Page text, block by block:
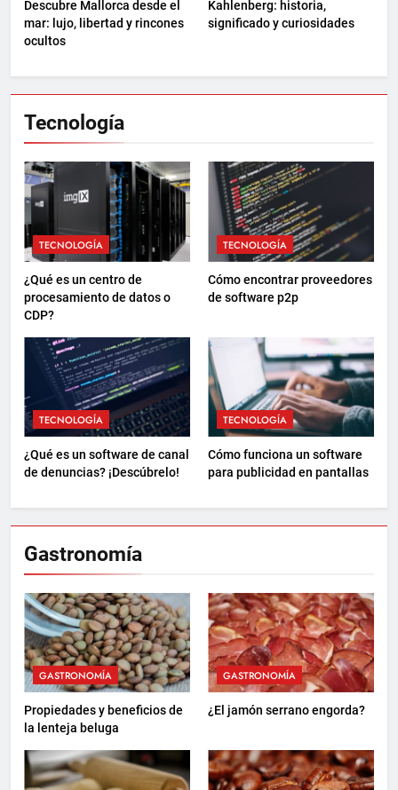
Descubre Mallorca desde el
mar: lujo, libertad y rincones
ocultos
Kahlenberg: historia,
significado y curiosidades
Tecnología
TECNOLOGÍA
¿Qué es un centro de
procesamiento de datos o
CDP?
TECNOLOGÍA
Cómo encontrar proveedores
de software p2p
TECNOLOGÍA
¿Qué es un software de canal
de denuncias? ¡Descúbrelo!
TECNOLOGÍA
Cómo funciona un software
para publicidad en pantallas
Gastronomía
GASTRONOMÍA
Propiedades y beneficios de
la lenteja beluga
GASTRONOMÍA
¿El jamón serrano engorda?